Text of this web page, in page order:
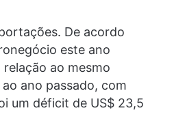
De acordo
este ano
ao mesmo
ano passado, com
um déficit de US$ 23,5